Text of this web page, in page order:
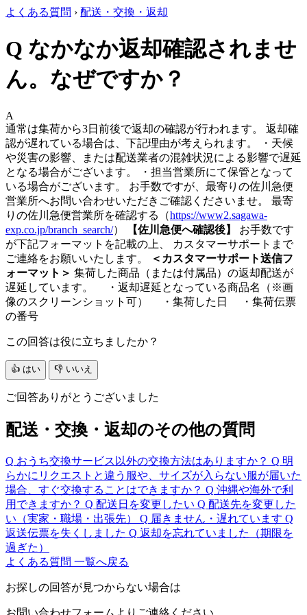
よくある質問 › 配送・交換・返却
Q なかなか返却確認されませ
ん。なぜですか？
A
通常は集荷から3日前後で返却の確認が行われます。 返却確
認が遅れている場合は、下記理由が考えられます。 ・天候
や災害の影響、または配送業者の混雑状況による影響で遅延
となる場合がございます。 ・担当営業所にて保管となって
いる場合がございます。 お手数ですが、最寄りの佐川急便
営業所へお問い合わせいただきご確認くださいませ。 最寄
りの佐川急便営業所を確認する（https://www2.sagawa-
exp.co.jp/branch_search/） 【佐川急便へ確認後】
お手数です
が下記フォーマットを記載の上、 カスタマーサポートまで
ご連絡をお願いいたします。
＜カスタマーサポート送信フ
ォーマット＞ 集荷した商品（または付属品）の返却配送が
遅延しています。 ・返却遅延となっている商品名（※画
像のスクリーンショット可） ・集荷した日 ・集荷伝票
の番号
この回答は役に立ちましたか？
👍 はい 👎 いいえ
ご回答ありがとうございました
配送・交換・返却のその他の質問
Q おうち交換サービス以外の交換方法はありますか？ Q 明
らかにリクエストと違う服や、サイズが入らない服が届いた
場合、すぐ交換することはできますか？ Q 沖縄や海外で利
用できますか？ Q 配送日を変更したい Q 配送先を変更した
い（実家・職場・出張先）
Q 届きません・遅れています Q
返送伝票を失くしました Q 返却を忘れていました（期限を
過ぎた）
よくある質問 一覧へ戻る
お探しの回答が見つからない場合は
お問い合わせフォームよりご連絡ください